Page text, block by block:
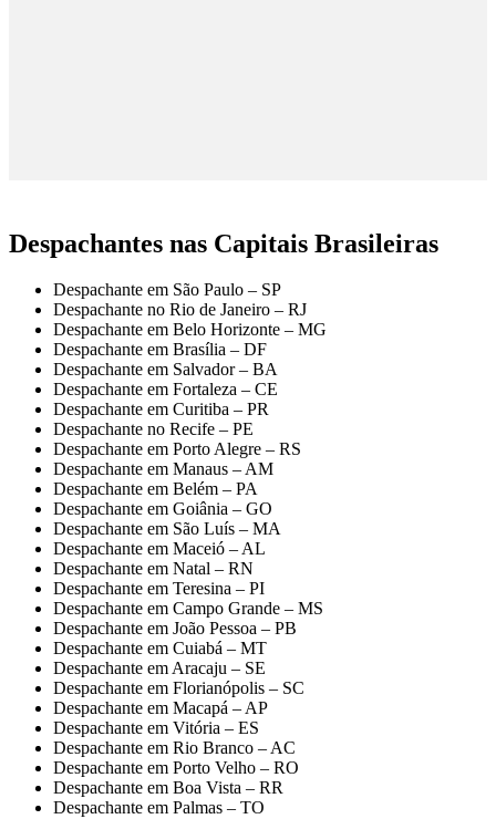
Despachantes nas Capitais Brasileiras
Despachante em São Paulo – SP
Despachante no Rio de Janeiro – RJ
Despachante em Belo Horizonte – MG
Despachante em Brasília – DF
Despachante em Salvador – BA
Despachante em Fortaleza – CE
Despachante em Curitiba – PR
Despachante no Recife – PE
Despachante em Porto Alegre – RS
Despachante em Manaus – AM
Despachante em Belém – PA
Despachante em Goiânia – GO
Despachante em São Luís – MA
Despachante em Maceió – AL
Despachante em Natal – RN
Despachante em Teresina – PI
Despachante em Campo Grande – MS
Despachante em João Pessoa – PB
Despachante em Cuiabá – MT
Despachante em Aracaju – SE
Despachante em Florianópolis – SC
Despachante em Macapá – AP
Despachante em Vitória – ES
Despachante em Rio Branco – AC
Despachante em Porto Velho – RO
Despachante em Boa Vista – RR
Despachante em Palmas – TO